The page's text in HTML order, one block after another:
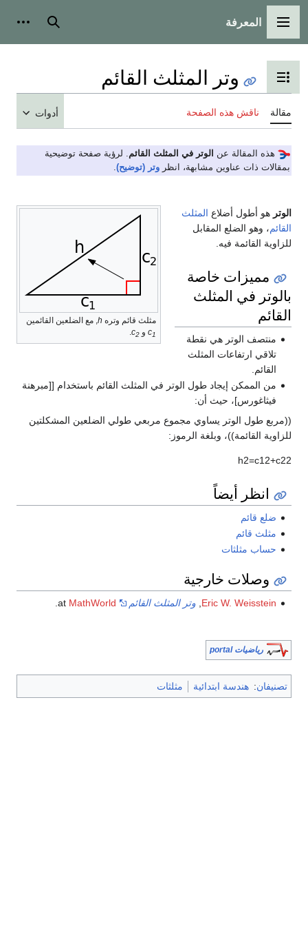
القائمة الرئيسية
المعرفة بحث
تبديل عرض جدول المحتويات
وتر المثلث القائم
مقالة ناقش هذه الصفحة أدوات
هذه المقالة عن الوتر في المثلث القائم. لرؤية صفحة توضيحية
بمقالات ذات عناوين مشابهة، انظر وتر (توضيح).
مثلث قائم وتره h, مع الضلعين القائمين
c1 و c2
.
الوتر هو أطول أضلاع المثلث
القائم، وهو الضلع المقابل
للزاوية القائمة فيه.
مميزات خاصة
بالوتر في المثلث
القائم
منتصف الوتر هي نقطة
تلاقي ارتفاعات المثلث
القائم.
من الممكن إيجاد طول الوتر في المثلث القائم باستخدام [[مبرهنة
فيثاغورس]، حيث أن:
((مربع طول الوتر يساوي مجموع مربعي طولي الضلعين المشكلتين
للزاوية القائمة))، وبلغة الرموز:
h2=c1 2+c22
انظر أيضاً
ضلع قائم
مثلث قائم
حساب مثلثات
وصلات خارجية
Eric W. Weisstein
,وتر المثلث القائم MathWorld
رياضيات portal
تصنيفان: هندسة ابتدائية مثلثات